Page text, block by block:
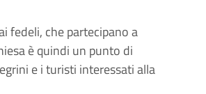
fedeli, che partecipano a
è quindi un punto di
e i turisti interessati alla